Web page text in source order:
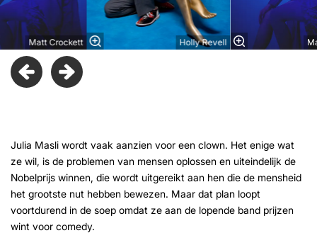
Matt Crockett Holly Revell
Julia Masli wordt vaak aanzien voor een clown. Het enige wat
ze wil, is de problemen van mensen oplossen en uiteindelijk de
Nobelprijs winnen, die wordt uitgereikt aan hen die de mensheid
het grootste nut hebben bewezen. Maar dat plan loopt
voortdurend in de soep omdat ze aan de lopende band prijzen
wint voor comedy.